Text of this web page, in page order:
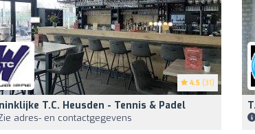
4.5 (31)
T.C. Heusden - Tennis & Padel
adres- en contactgegevens